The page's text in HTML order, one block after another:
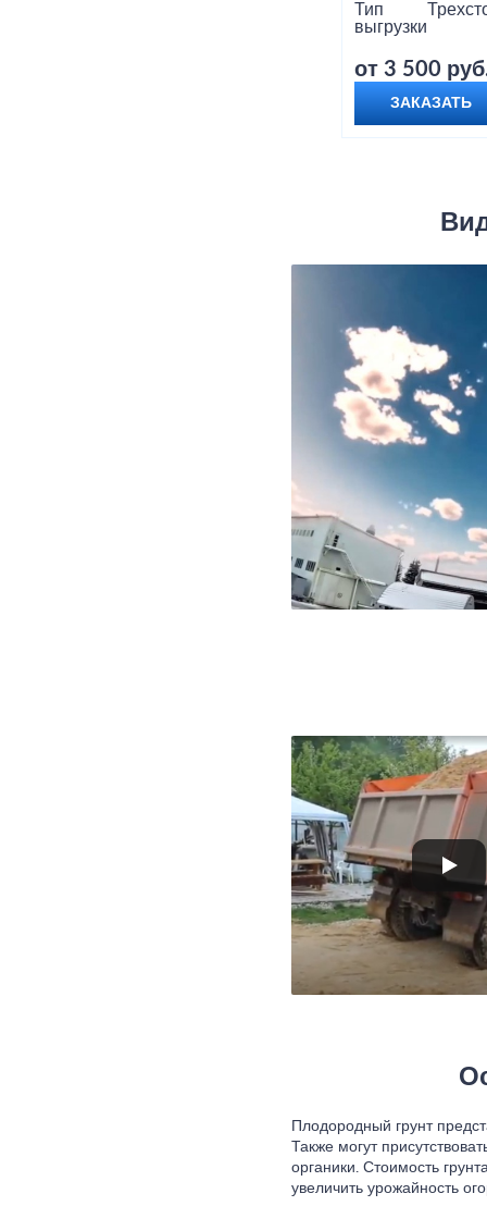
Тип
выгрузки
от 3 500
ЗАКАЗАТЬ
Плодородный грунт
Также могут
органики. Стоимость
увеличить урожайность